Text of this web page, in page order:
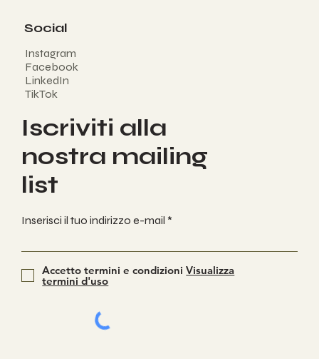
Social
Instagram
Facebook
LinkedIn
TikTok
Iscriviti alla
nostra mailing
list
Inserisci il tuo indirizzo e-mail
Accetto termini e condizioni Visualizza
termini d'uso